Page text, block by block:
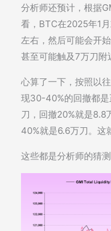
分析师还预计，根据
看，BTC在2025年1
左右，然后可能会开
甚至可能触及7万刀附
心算了一下，按照以
现30-40%的回撤都是
刀，回撤20%就是8.8
40%就是6.6万刀。这
这些都是分析师的猜